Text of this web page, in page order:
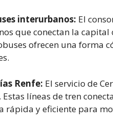
interurbanos: El
que conectan la
ofrecen una forma
Renfe: El servicio de
Estas líneas de tren
rápida y eficiente para